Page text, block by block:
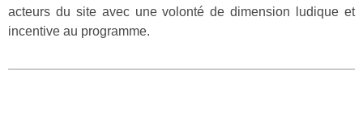
acteurs du site avec une volonté de dimension ludique et
incentive au programme.